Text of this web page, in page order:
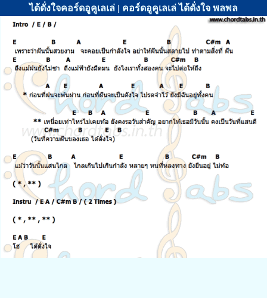
ได้ดั่งใจคอร์ดอูคูเลเล่ | คอร์ดอูคูเลเล่ ได้ดั่งใจ พลพล